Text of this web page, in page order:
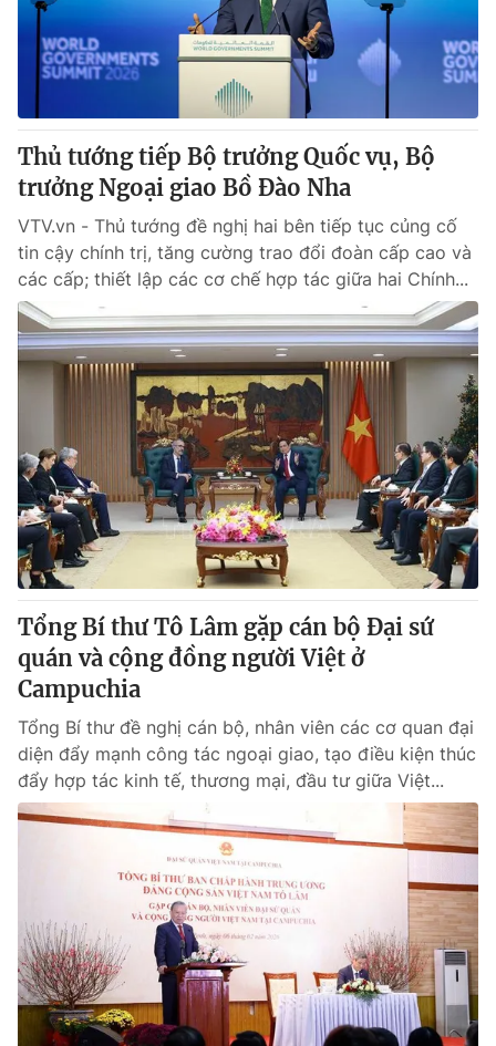
® Cấm sao chép dưới mọi hình thức nếu không có sự chấp
thuận bằng văn bản. Ghi rõ nguồn VTV.vn khi phát hành lại
thông tin từ website này.
Thủ tướng tiếp Bộ trưởng Quốc vụ, Bộ
trưởng Ngoại giao Bồ Đào Nha
VTV.vn - Thủ tướng đề nghị hai bên tiếp tục củng cố
tin cậy chính trị, tăng cường trao đổi đoàn cấp cao và
các cấp; thiết lập các cơ chế hợp tác giữa hai Chính...
Tổng Bí thư Tô Lâm gặp cán bộ Đại sứ
quán và cộng đồng người Việt ở
Campuchia
Tổng Bí thư đề nghị cán bộ, nhân viên các cơ quan đại
diện đẩy mạnh công tác ngoại giao, tạo điều kiện thúc
đẩy hợp tác kinh tế, thương mại, đầu tư giữa Việt...